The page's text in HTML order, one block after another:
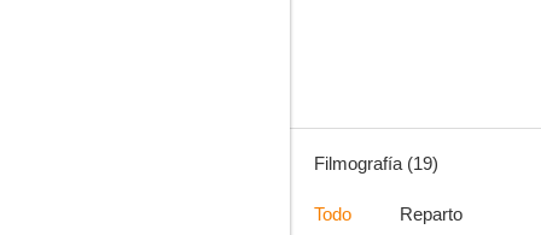
Filmografía (19)
Todo Reparto